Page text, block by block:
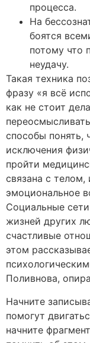
процесса.
На
боятся
потому что
неудачу.
Такая техника
фразу «я всё
как не стоит
способы понять,
исключения
пройти
связана с телом,
эмоциональное
Социальные
жизней других
счастливые
этом
Поливнова,
Начните
помогут
начните